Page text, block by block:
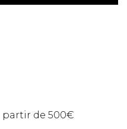
partir de 500€